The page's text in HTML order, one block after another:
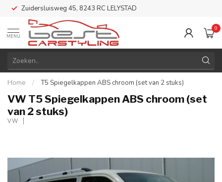
Zuidersluisweg 45, 8243 RC LELYSTAD
MENU
0
Home / T5 Spiegelkappen ABS chroom (set van 2 stuks)
VW T5 Spiegelkappen ABS chroom (set
van 2 stuks)
VW